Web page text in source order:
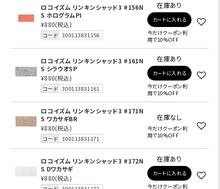
ロコイズム リンキンシャッド3 #156N
S ホログラムPI
¥880(税込)
コード 300113831156
在庫あり
カートに入れる
今だけクーポン利
用で10%OFF
ロコイズム リンキンシャッド3 #161N
S シラウオSP
¥880(税込)
コード 300113831161
在庫あり
カートに入れる
今だけクーポン利
用で10%OFF
ロコイズム リンキンシャッド3 #171N
S ワカサギBR
¥880(税込)
コード 300113831171
在庫なし
今だけクーポン利
用で10%OFF
ロコイズム リンキンシャッド3 #172N
S Dワカサギ
¥880(税込)
在庫あり
カートに入れる
今だけクーポン利